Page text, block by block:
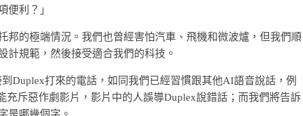
便利？」
邦的極端情況。我們也曾經害怕汽車、飛機和微波爐，但我們順
計規範，然後接受適合我們的科技。
Duplex打來的電話，如同我們已經習慣跟其他AI語音說話，例
充斥惡作劇影片，影片中的人誤導Duplex說錯話；而我們將告訴